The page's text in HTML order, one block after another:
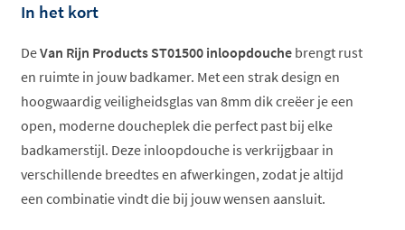
In het kort
DeVan Rijn Products ST01500 inloopdouche brengt rust
en ruimte in jouw badkamer. Met een strak design en
hoogwaardig veiligheidsglas van 8mm dik creëer je een
open, moderne doucheplek die perfect past bij elke
badkamerstijl. Deze inloopdouche is verkrijgbaar in
verschillende breedtes en afwerkingen, zodat je altijd
een combinatie vindt die bij jouw wensen aansluit.